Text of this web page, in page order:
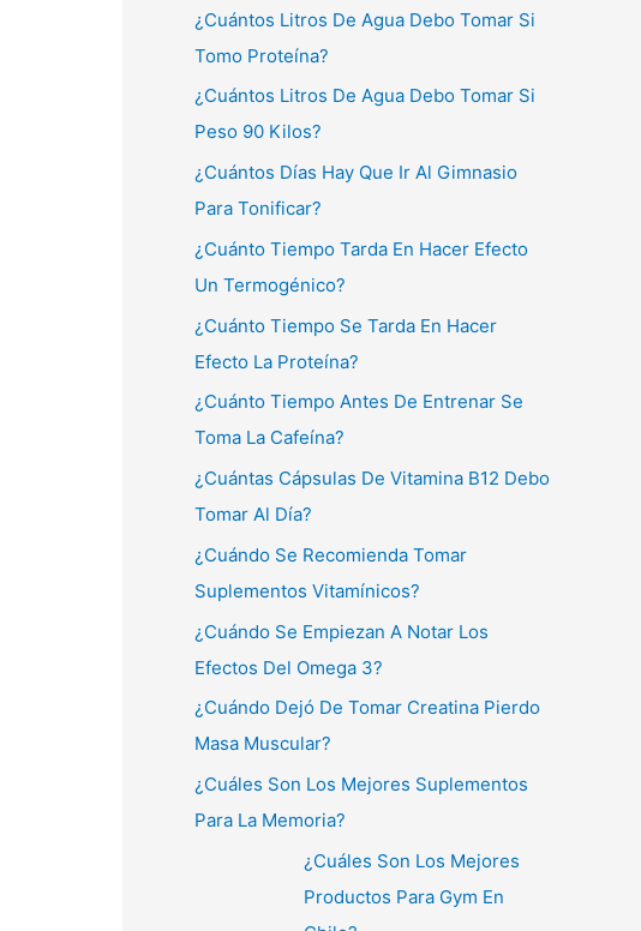
¿Cuántos Litros De Agua Debo Tomar Si
Tomo Proteína?
¿Cuántos Litros De Agua Debo Tomar Si
Peso 90 Kilos?
¿Cuántos Días Hay Que Ir Al Gimnasio
Para Tonificar?
¿Cuánto Tiempo Tarda En Hacer Efecto
Un Termogénico?
¿Cuánto Tiempo Se Tarda En Hacer
Efecto La Proteína?
¿Cuánto Tiempo Antes De Entrenar Se
Toma La Cafeína?
¿Cuántas Cápsulas De Vitamina B12 Debo
Tomar Al Día?
¿Cuándo Se Recomienda Tomar
Suplementos Vitamínicos?
¿Cuándo Se Empiezan A Notar Los
Efectos Del Omega 3?
¿Cuándo Dejó De Tomar Creatina Pierdo
Masa Muscular?
¿Cuáles Son Los Mejores Suplementos
Para La Memoria?
¿Cuáles Son Los Mejores
Productos Para Gym En